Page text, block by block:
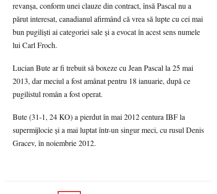
revanşa, conform unei clauze din contract, însă Pascal nu a
părut interesat, canadianul afirmând că vrea să lupte cu cei mai
bun pugilişti ai categoriei sale şi a evocat în acest sens numele
lui Carl Froch.
Lucian Bute ar fi trebuit să boxeze cu Jean Pascal la 25 mai
2013, dar meciul a fost amânat pentru 18 ianuarie, după ce
pugilistul român a fost operat.
Bute (31-1, 24 KO) a pierdut în mai 2012 centura IBF la
supermijlocie şi a mai luptat într-un singur meci, cu rusul Denis
Gracev, în noiembrie 2012.